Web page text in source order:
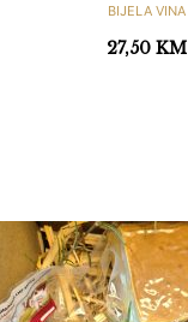
BIJELA VINA
27,50 KM